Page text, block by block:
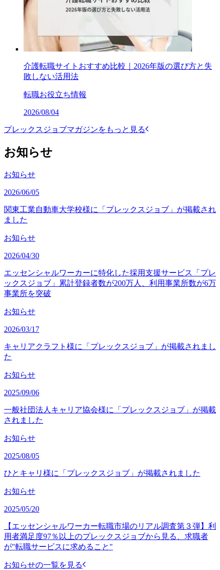
介護転職サイトおすすめ比較｜2026年版の選び方と失
敗しない活用法
転職お役立ち情報
2026/08/04
プレックスジョブマガジンをもっと見る
お知らせ
お知らせ
2026/06/05
関東工業自動車大学校様に「プレックスジョブ」が掲載され
ました
お知らせ
2026/04/30
エッセンシャルワーカーに特化した採用支援サービス「プレ
ックスジョブ」累計登録者数が200万人、利用事業所数が6万
事業所を突破
お知らせ
2026/03/17
キャリアクラフト様に「プレックスジョブ」が掲載されまし
た
お知らせ
2025/09/06
一般社団法人キャリア協会様に「プレックスジョブ」が掲載
されました
お知らせ
2025/08/05
ひとキャリ様に「プレックスジョブ」が掲載されました
お知らせ
2025/05/20
【エッセンシャルワーカー転職市場のリアル調査第３弾】利
用者満足度97％以上のプレックスジョブから見る、求職者
が"転職サービスに求めること"
お知らせの一覧を見る